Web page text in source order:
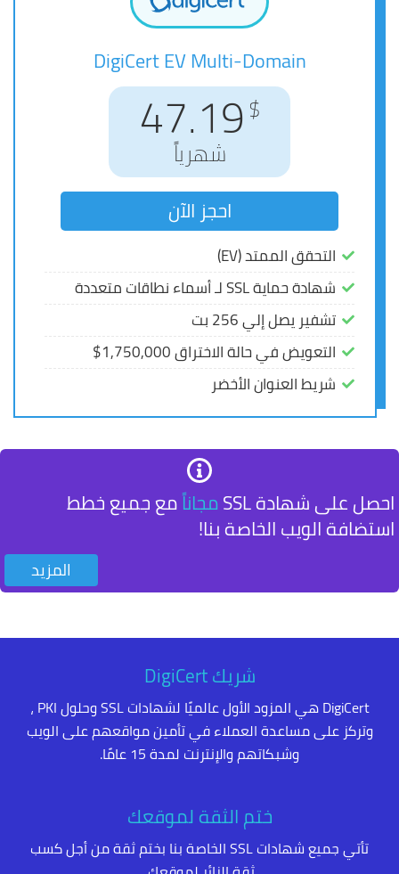
DigiCert EV Multi-Domain
$
51.67
شهرياً
التحقق الممتد (EV)
شهادة حماية SSL لـ أسماء نطاقات متعددة
تشفير يصل إلي 256 بت
التعويض في حالة الاختراق 1,750,000$
شريط العنوان الأخضر
احجز الآن
DigiCert EV Multi-Domain
$
47.19
شهرياً
التحقق الممتد (EV)
شهادة حماية SSL لـ أسماء نطاقات متعددة
تشفير يصل إلي 256 بت
التعويض في حالة الاختراق 1,750,000$
شريط العنوان الأخضر
احجز الآن
احصل على شهادة SSL مجاناًمع جميع خطط
استضافة الويب الخاصة بنا!
المزيد
شريك DigiCert
DigiCert هي المزود الأول عالميًا لشهادات SSL وحلول PKI ،
وتركز على مساعدة العملاء في تأمين مواقعهم على الويب
وشبكاتهم والإنترنت لمدة 15 عامًا.
ختم الثقة لموقعك
تأتي جميع شهادات SSL الخاصة بنا بختم ثقة من أجل كسب